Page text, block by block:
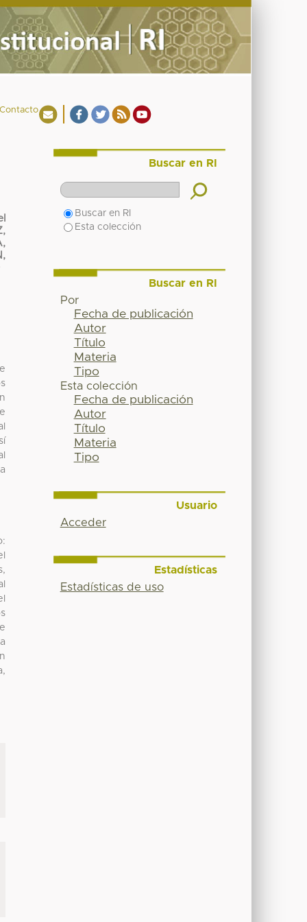
Buscar en RI
Buscar en RI
Esta colección
Buscar en RI
Por
Fecha de publicación
Autor
Título
Materia
Tipo
Esta colección
Fecha de publicación
Autor
Título
Materia
Tipo
Usuario
Acceder
Estadísticas
Estadísticas de uso